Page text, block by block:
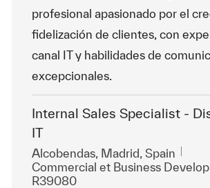
profesional apasionado por el
fidelización de clientes, con
canal IT y habilidades de
excepcionales.
Internal Sales Specialist -
IT
Emplacement
Alcobendas, Madrid, Spain
Catégorie
Commercial et Business
R39080